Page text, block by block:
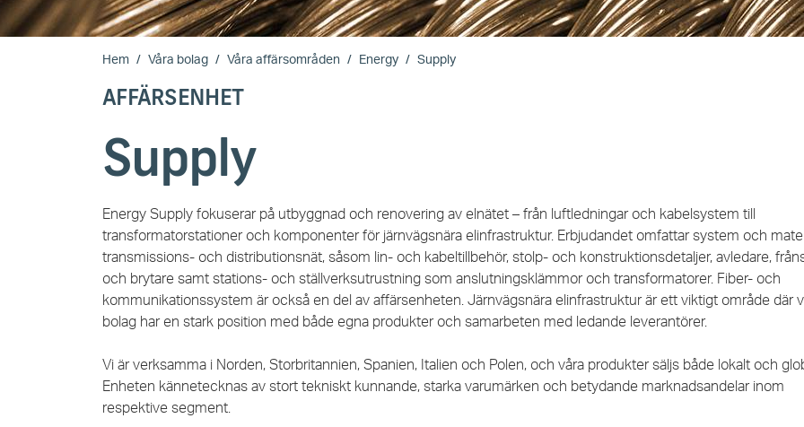
Hem Våra bolag Våra affärsområden Energy Supply
AFFÄRSENHET
Supply
Energy Supply fokuserar på utbyggnad och renovering av elnätet – från luftledningar och kabelsystem till
transformatorstationer och komponenter för järnvägsnära elinfrastruktur. Erbjudandet omfattar system och
transmissions- och distributionsnät, såsom lin- och kabeltillbehör, stolp- och konstruktionsdetaljer, avledare,
och brytare samt stations- och ställverksutrustning som anslutningsklämmor och transformatorer. Fiber- och
kommunikationssystem är också en del av affärsenheten. Järnvägsnära elinfrastruktur är ett viktigt område där
bolag har en stark position med både egna produkter och samarbeten med ledande leverantörer.
Vi är verksamma i Norden, Storbritannien, Spanien, Italien och Polen, och våra produkter säljs både lokalt och
Enheten kännetecknas av stort tekniskt kunnande, starka varumärken och betydande marknadsandelar inom
respektive segment.